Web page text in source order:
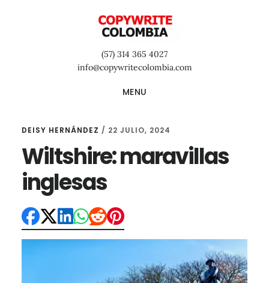
(57) 314 365 4027
info@copywritecolombia.com
MENU
DEISY HERNÁNDEZ / 22 JULIO, 2024
Wiltshire: maravillas
inglesas